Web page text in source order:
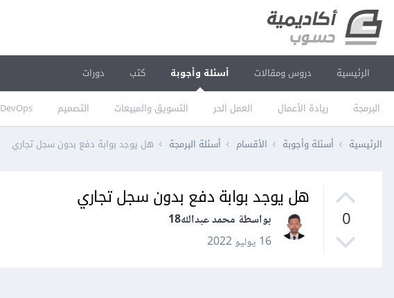
الرئيسية دروس ومقالات أسئلة وأجوبة
البرمجة ريادة الأعمال العمل الحر التسويق والمبيعات التصميم DevOps
كتب دورات
الرئيسية أسئلة وأجوبة الأقسام أسئلة البرمجة هل يوجد بوابة دفع بدون سجل تجاري
0
هل يوجد بوابة دفع بدون سجل تجاري
بواسطة محمد عبدالله18
16 يوليو 2022